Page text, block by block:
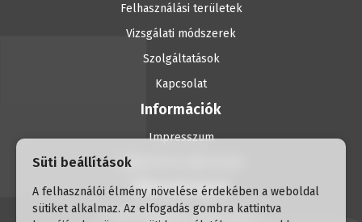
Felhasználási területek
Vizsgálati módszerek
Szolgáltatások
Kapcsolat
Információk
Impresszum
Adatvédelmi tájékoztató
Elérhetőségek
H-1056 Budapest, Havas utca 2.
Süti beállítások
A felhasználói élmény növelése érdekében a weboldal
sütiket alkalmaz. Az elfogadás gombra kattintva